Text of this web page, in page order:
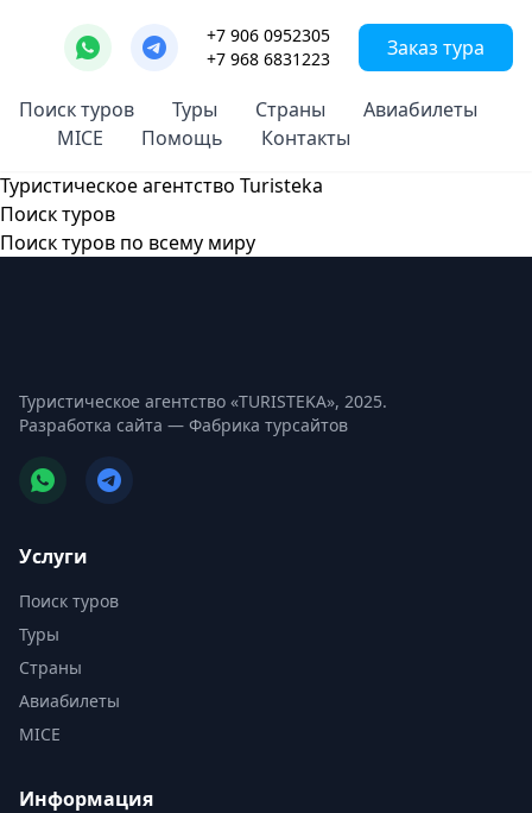
+7 906 0952305
+7 968 6831223
Заказ тура
Поиск туров Туры Страны
Авиабилеты
MICE
Помощь
Контакты
Туристическое агентство Turisteka
Поиск туров
Поиск туров по всему миру
Туристическое агентство «TURISTEKA», 2025.
Разработка сайта — Фабрика турсайтов
Услуги
Поиск туров
Туры
Страны
Авиабилеты
MICE
Информация